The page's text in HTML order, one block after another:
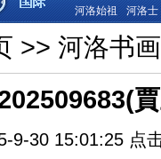
河洛始祖
河洛士
>> 河洛书画
9-30 15:01:25 点